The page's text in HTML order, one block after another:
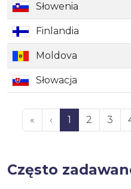
Słowenia
Finlandia
Moldova
Słowacja
« ‹ 1 2 3
Często